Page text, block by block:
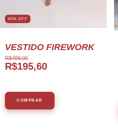
60% OFF
VESTIDO FIREWORK
R$489,00
R$195,60
COMPRAR